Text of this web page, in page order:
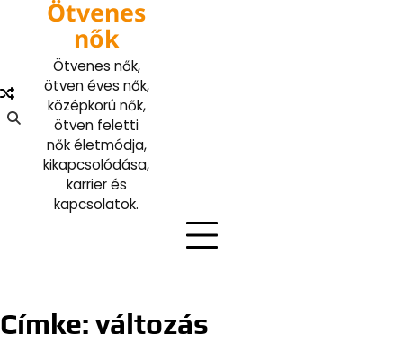
Ötvenes
nők
Ötvenes nők,
ötven éves nők,
középkorú nők,
ötven feletti
nők életmódja,
kikapcsolódása,
karrier és
kapcsolatok.
Címke: változás